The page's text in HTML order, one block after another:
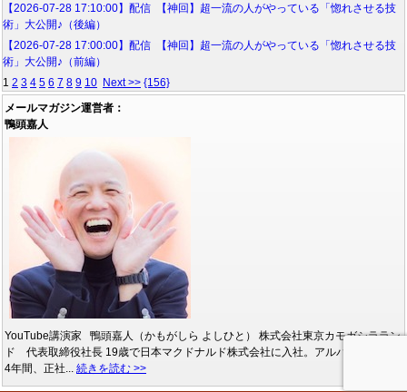
【2026-07-28 17:10:00】配信 【神回】超一流の人がやっている「惚れさせる技
術」大公開♪（後編）
【2026-07-28 17:00:00】配信 【神回】超一流の人がやっている「惚れさせる技
術」大公開♪（前編）
1 2 3 4 5 6 7 8 9 10 Next >> {156}
メールマガジン運営者：
鴨頭嘉人
YouTube講演家 鴨頭嘉人（かもがしら よしひと） 株式会社東京カモガシララン
ド 代表取締役社長 19歳で日本マクドナルド株式会社に入社。アルバイトとして
4年間、正社... 続きを読む >>